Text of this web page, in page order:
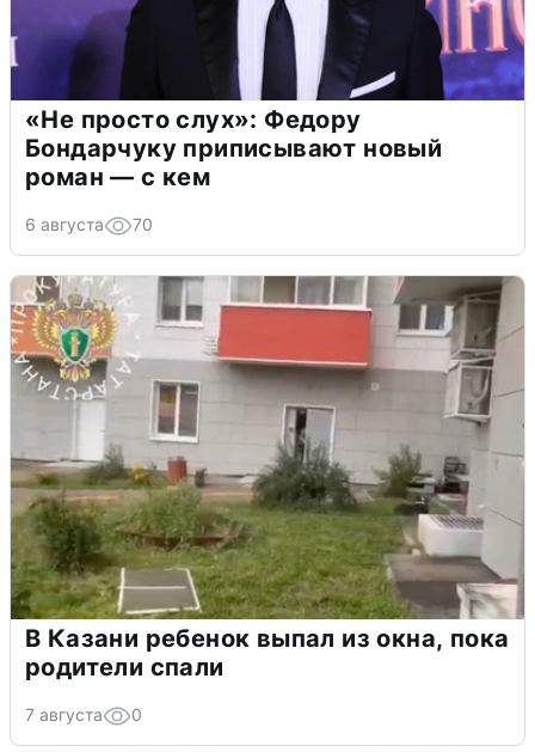
«Не просто слух»: Федору
Бондарчуку приписывают новый
роман — с кем
6 августа 70
В Казани ребенок выпал из окна, пока
родители спали
7 августа 0